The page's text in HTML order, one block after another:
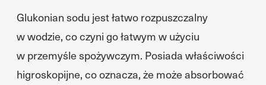
Glukonian sodu jest łatwo rozpuszczalny
w wodzie, co czyni go łatwym w użyciu
w przemyśle spożywczym. Posiada właściwości
higroskopijne, co oznacza, że może absorbować